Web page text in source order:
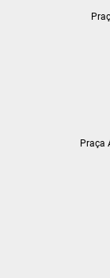
Praça